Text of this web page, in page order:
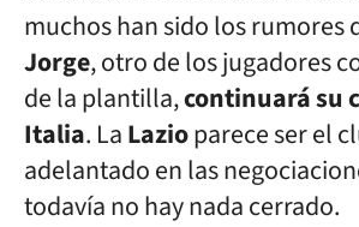
muchos han sido los rumores
Jorge, otro de los jugadores
de la plantilla,continuará su
Italia. LaLazioparece ser el
adelantado en las
todavía no hay nada cerrado.